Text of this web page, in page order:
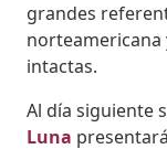
grandes
norteamericana
intactas.
Al día siguiente
Luna